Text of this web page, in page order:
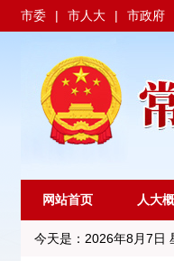
市委 | 市人大 | 市政府
网站首页 人大
今天是： 2026年8月7日